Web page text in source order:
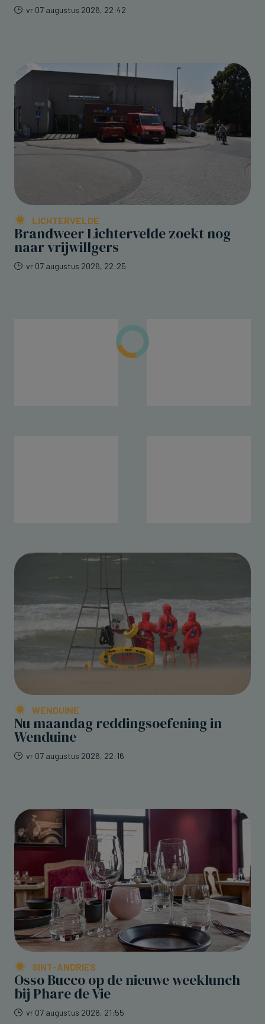
vr 07 augustus 2026, 22:42
LICHTERVELDE
Brandweer Lichtervelde zoekt nog
naar vrijwillgers
vr 07 augustus 2026, 22:25
WENDUINE
Nu maandag reddingsoefening in
Wenduine
vr 07 augustus 2026, 22:16
SINT-ANDRIES
Osso Bucco op de nieuwe weeklunch
bij Phare de Vie
vr 07 augustus 2026, 21:55